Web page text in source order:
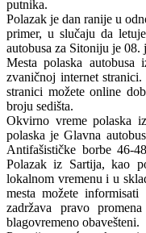
putnika.
Polazak je dan ranije u
primer, u slučaju da
autobusa za Sitoniju je 08.
Mesta polaska
zvaničnoj internet
stranici možete online
broju sedišta.
Okvirno vreme polaska
polaska je Glavna
Antifašističke borbe 46-
Polazak iz Sartija, kao
lokalnom vremenu i u
mesta možete
zadržava pravo
blagovremeno obavešteni.